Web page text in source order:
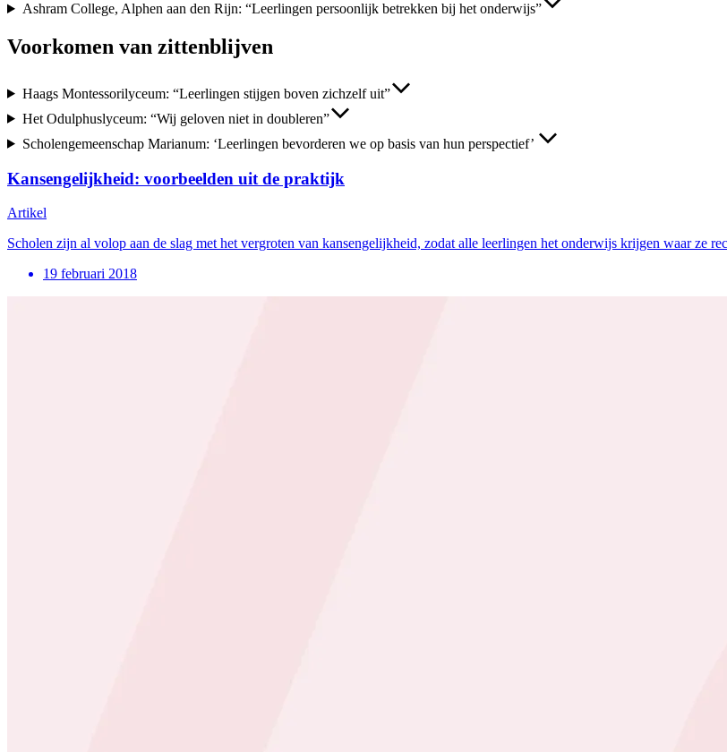
Ashram College, Alphen aan den Rijn: “Leerlingen persoonlijk betrekken bij het onderwijs”
Voorkomen van zittenblijven
Haags Montessorilyceum: “Leerlingen stijgen boven zichzelf uit”
Het Odulphuslyceum: “Wij geloven niet in doubleren”
Scholengemeenschap Marianum: ‘Leerlingen bevorderen we op basis van hun perspectief’
Kansengelijkheid: voorbeelden uit de praktijk
Artikel
Scholen zijn al volop aan de slag met het vergroten van kansengelijkheid, zodat alle leerlingen het onderwijs krijgen waar ze
19 februari 2018